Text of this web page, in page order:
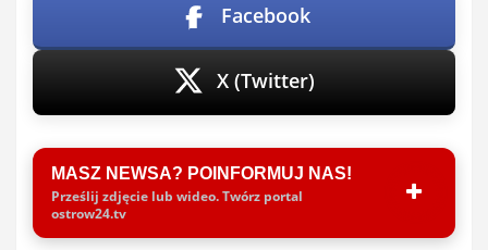
Facebook
X (Twitter)
MASZ NEWSA? POINFORMUJ NAS!
Prześlij zdjęcie lub wideo. Twórz portal
ostrow24.tv